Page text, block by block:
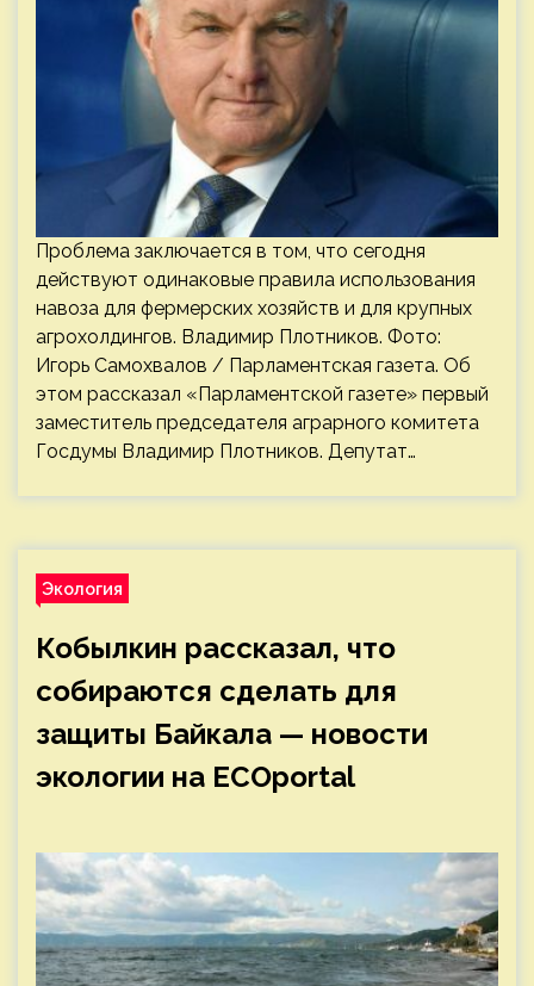
Проблема заключается в том, что сегодня
действуют одинаковые правила использования
навоза для фермерских хозяйств и для крупных
агрохолдингов. Владимир Плотников. Фото:
Игорь Самохвалов / Парламентская газета. Об
этом рассказал «Парламентской газете» первый
заместитель председателя аграрного комитета
Госдумы Владимир Плотников. Депутат…
Экология
Кобылкин рассказал, что
собираются сделать для
защиты Байкала — новости
экологии на ECOportal